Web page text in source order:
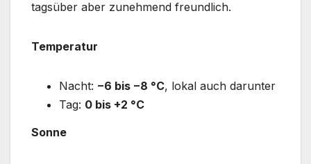
tagsüber aber zunehmend freundlich.
Temperatur
Nacht: −6 bis −8 °C, lokal auch darunter
Tag: 0 bis +2 °C
Sonne